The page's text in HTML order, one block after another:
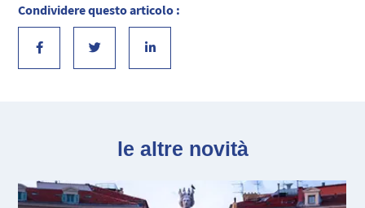
Condividere questo articolo :
le altre novità